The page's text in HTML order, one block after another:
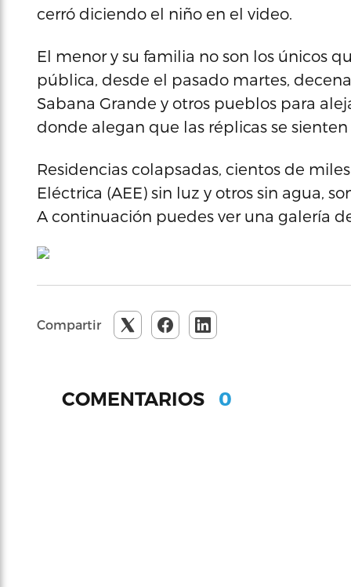
cerró diciendo el niño en el video.
El menor y su familia no son los únicos
pública, desde el pasado martes,
Sabana Grande y otros pueblos para
donde alegan que las réplicas se
Residencias colapsadas, cientos de
Eléctrica (AEE) sin luz y otros sin agua,
A continuación puedes ver una galería
Compartir
COMENTARIOS 0